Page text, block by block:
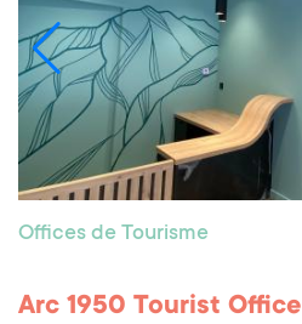
Offices de Tourisme
Arc 1950 Tourist Office